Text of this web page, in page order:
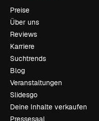
Preise
Über uns
Reviews
Karriere
Suchtrends
Blog
Veranstaltungen
Slidesgo
Deine Inhalte verkaufen
Pressesaal